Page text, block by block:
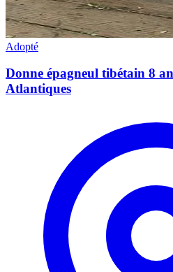
Adopté
Donne épagneul tibétain 8
Atlantiques